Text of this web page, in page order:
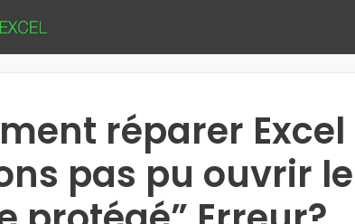
réparer Excel
pas pu ouvrir